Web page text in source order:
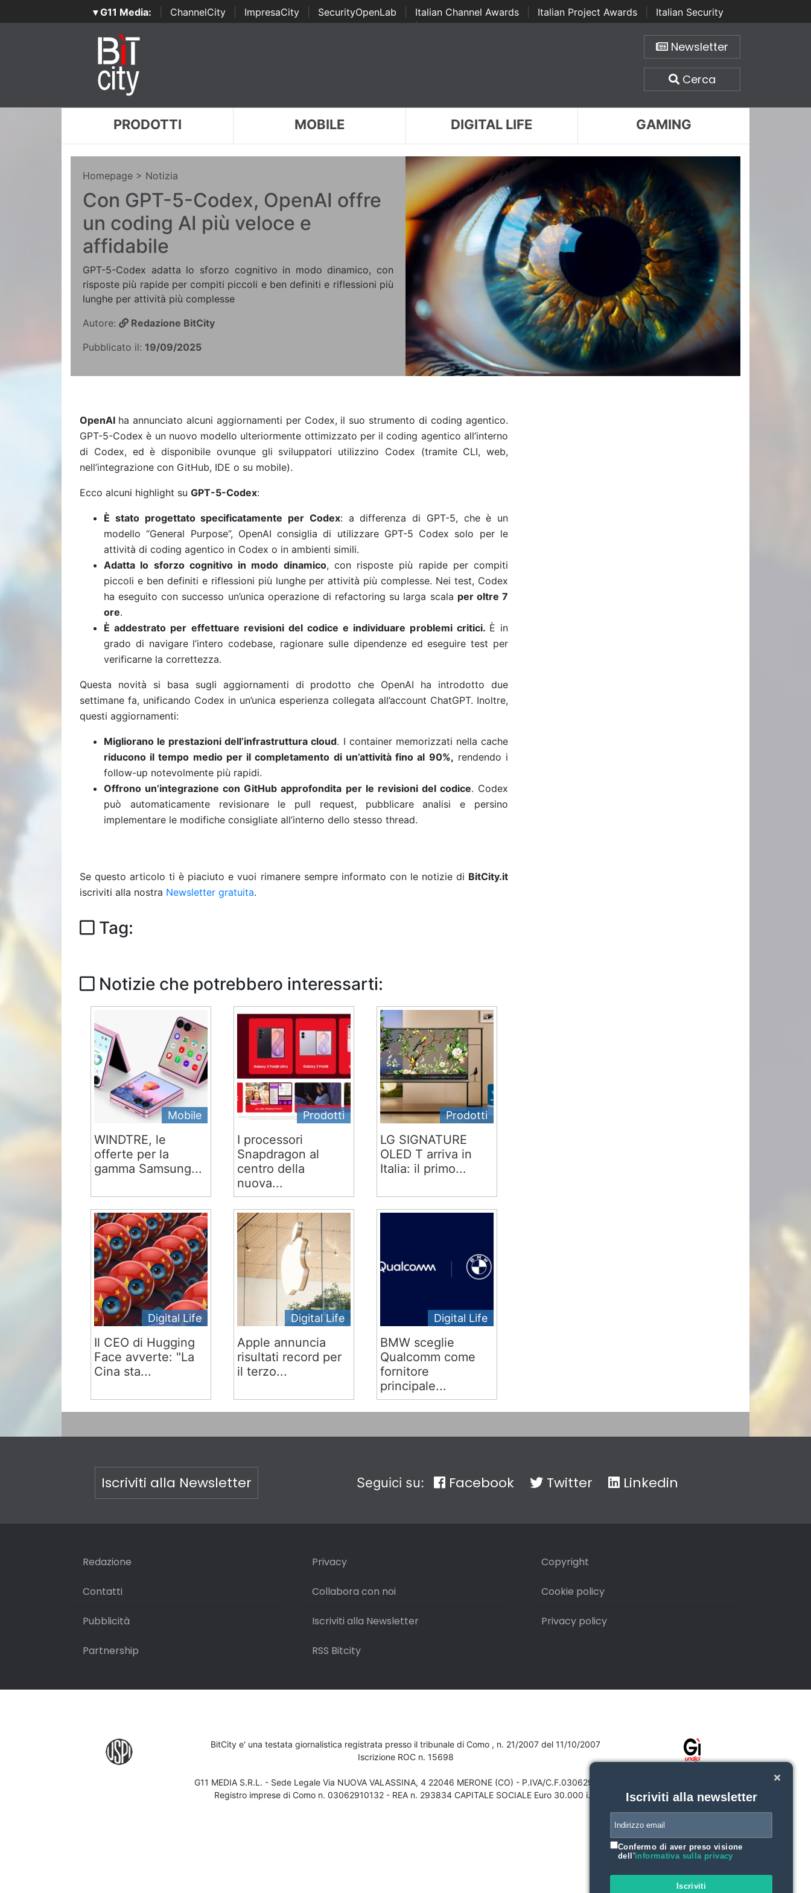
▾ G11 Media: ChannelCity ImpresaCity SecurityOpenLab Italian Channel Awards Italian Project Awards
Italian Security
Awards | ...
Newsletter
Cerca
PRODOTTI MOBILE DIGITAL LIFE GAMING
Homepage > Notizia
Con GPT-5-Codex, OpenAI offre
un coding AI più veloce e
affidabile
GPT-5-Codex adatta lo sforzo cognitivo in modo dinamico, con
risposte più rapide per compiti piccoli e ben definiti e riflessioni più
lunghe per attività più complesse
Autore:
Redazione BitCity
Pubblicato il: 19/09/2025
OpenAI ha annunciato alcuni aggiornamenti per Codex, il suo strumento di coding agentico.
GPT-5-Codex è un nuovo modello ulteriormente ottimizzato per il coding agentico all’interno
di Codex, ed è disponibile ovunque gli sviluppatori utilizzino Codex (tramite CLI, web,
nell’integrazione con GitHub, IDE o su mobile).
Ecco alcuni highlight su GPT-5-Codex:
È stato progettato specificatamente per Codex: a differenza di GPT-5, che è un
modello “General Purpose”, OpenAI consiglia di utilizzare GPT-5 Codex solo per le
attività di coding agentico in Codex o in ambienti simili.
Adatta lo sforzo cognitivo in modo dinamico, con risposte più rapide per compiti
piccoli e ben definiti e riflessioni più lunghe per attività più complesse. Nei test, Codex
ha eseguito con successo un’unica operazione di refactoring su larga scala per oltre 7
ore.
È addestrato per effettuare revisioni del codice e individuare problemi critici. È in
grado di navigare l’intero codebase, ragionare sulle dipendenze ed eseguire test per
verificarne la correttezza.
Questa novità si basa sugli aggiornamenti di prodotto che OpenAI ha introdotto due
settimane fa, unificando Codex in un’unica esperienza collegata all’account ChatGPT. Inoltre,
questi aggiornamenti:
Migliorano le prestazioni dell’infrastruttura cloud. I container memorizzati nella cache
riducono il tempo medio per il completamento di un’attività fino al 90%, rendendo i
follow-up notevolmente più rapidi.
Offrono un’integrazione con GitHub approfondita per le revisioni del codice. Codex
può automaticamente revisionare le pull request, pubblicare analisi e persino
implementare le modifiche consigliate all’interno dello stesso thread.
Se questo articolo ti è piaciuto e vuoi rimanere sempre informato con le notizie di BitCity.it
iscriviti alla nostra Newsletter gratuita.
Tag:
Notizie che potrebbero interessarti:
Mobile
WINDTRE, le
offerte per la
gamma Samsung...
Prodotti
I processori
Snapdragon al
centro della
nuova...
Prodotti
LG SIGNATURE
OLED T arriva in
Italia: il primo...
Digital Life
Il CEO di Hugging
Face avverte: "La
Cina sta...
Digital Life
Apple annuncia
risultati record per
il terzo...
Digital Life
BMW sceglie
Qualcomm come
fornitore
principale...
Iscriviti alla Newsletter Seguici su: Facebook Twitter Linkedin
Redazione
Contatti
Pubblicità
Partnership
Privacy
Collabora con noi
Iscriviti alla Newsletter
RSS Bitcity
Copyright
Cookie policy
Privacy policy
BitCity e' una testata giornalistica registrata presso il tribunale di Como , n. 21/2007 del 11/10/2007
Iscrizione ROC n. 15698
G11 MEDIA S.R.L. - Sede Legale Via NUOVA VALASSINA, 4 22046 MERONE (CO) - P.IVA/C.F.03062910132
Registro imprese di Como n. 03062910132 - REA n. 293834 CAPITALE SOCIALE Euro 30.000 i.v.
Iscriviti alla newsletter
Confermo di aver preso visione
dell'informativa sulla privacy
Iscriviti